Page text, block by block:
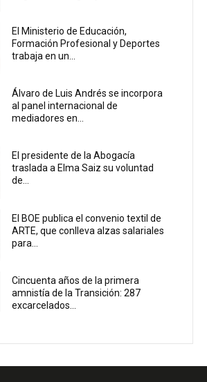
El Ministerio de Educación,
Formación Profesional y Deportes
trabaja en un...
Álvaro de Luis Andrés se incorpora
al panel internacional de
mediadores en...
El presidente de la Abogacía
traslada a Elma Saiz su voluntad
de...
El BOE publica el convenio textil de
ARTE, que conlleva alzas salariales
para...
Cincuenta años de la primera
amnistía de la Transición: 287
excarcelados...